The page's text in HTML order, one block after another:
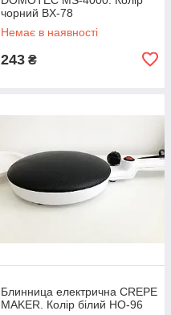
чорний BX-78
Немає в наявності
243 ₴
Блинница електрична CREPE
MAKER. Колір білий HO-96